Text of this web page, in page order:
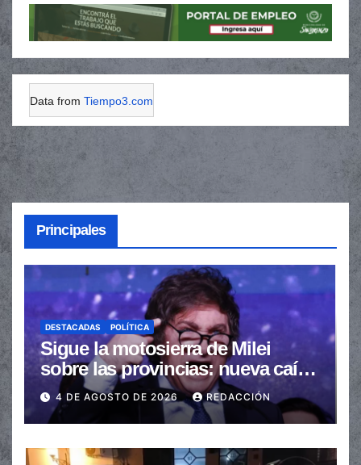
Data from Tiempo3.com
Principales
DESTACADAS POLÍTICA
Sigue la motosierra de Milei
sobre las provincias: nueva caída
de las transferencias no
automáticas
4 DE AGOSTO DE 2026 REDACCIÓN